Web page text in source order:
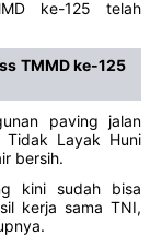
ke-125 telah
TMMD ke-125
paving jalan
Tidak Layak Huni
bersih.
kini sudah bisa
kerja sama TNI,